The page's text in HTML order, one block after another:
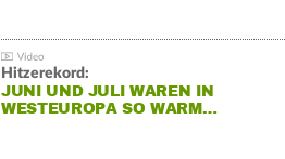
Hitzerekord:
JUNI UND JULI WAREN IN
WESTEUROPA SO WARM…